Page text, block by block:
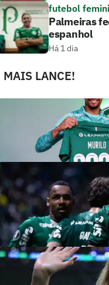
futebol
Palmeiras
espanhol
Há 1 dia
MAIS LANCE!